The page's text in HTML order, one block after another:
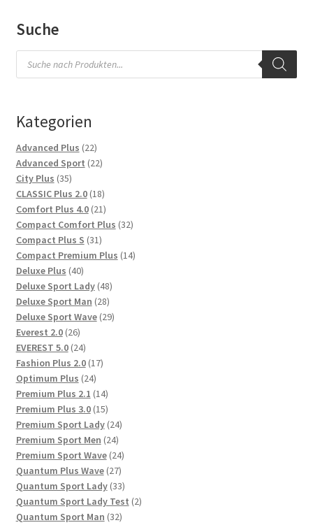
Suche
Products
search
Kategorien
Advanced Plus 2222
Produkte
Advanced Sport 2222
City Plus 3535
Produkte
CLASSIC Plus 2.0 1818
Produkte
Comfort Plus 4.0 2121
Produkte
Compact Comfort Plus 3232
Compact Plus S 3131
Produkte
Compact Premium Plus 1414
Deluxe Plus 4040
Produkte
Deluxe Sport Lady 4848
Produkte
Deluxe Sport Man 2828
Produkte
Deluxe Sport Wave 2929
Everest 2.0 2626
Produkte
EVEREST 5.0 2424
Produkte
Fashion Plus 2.0 1717
Optimum Plus 2424
Produkte
Premium Plus 2.1 1414
Produkte
Premium Plus 3.0 1515
Produkte
Premium Sport Lady 2424
Premium Sport Men 2424
Produkte
Premium Sport Wave 2424
Produkte
Quantum Plus Wave 2727
Produkte
Quantum Sport Lady 3333
Produkte
Quantum Sport Lady Test 22
Quantum Sport Man 3232